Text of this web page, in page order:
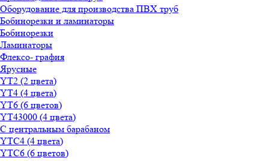
Оборудование для производства ПВХ труб
Бобинорезки и ламинаторы
Бобинорезки
Ламинаторы
Флексо- графия
Ярусные
YT2 (2 цвета)
YT4 (4 цвета)
YT6 (6 цветов)
YT43000 (4 цвета)
С центральным барабаном
YТС4 (4 цвета)
YТС6 (6 цветов)